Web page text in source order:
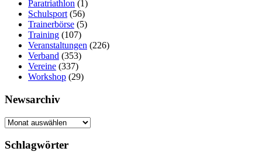
Paratriathlon (1)
Schulsport (56)
Trainerbörse (5)
Training (107)
Veranstaltungen (226)
Verband (353)
Vereine (337)
Workshop (29)
Newsarchiv
Newsarchiv
Schlagwörter